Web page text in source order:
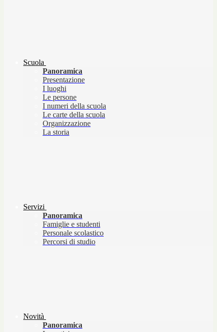
Scuola
Panoramica
Presentazione
I luoghi
Le persone
I numeri della scuola
Le carte della scuola
Organizzazione
La storia
Servizi
Panoramica
Famiglie e studenti
Personale scolastico
Percorsi di studio
Novità
Panoramica